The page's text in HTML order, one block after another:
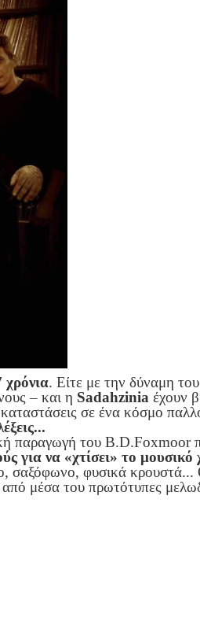
χρόνια. Είτε με την δύναμη
– και η Sadahzinia έχουν
σε ένα κόσμο
παραγωγή του B.D.Foxmoor
για να «χτίσει» το
σαξόφωνο, φυσικά κρουστά...
μέσα του πρωτότυπες